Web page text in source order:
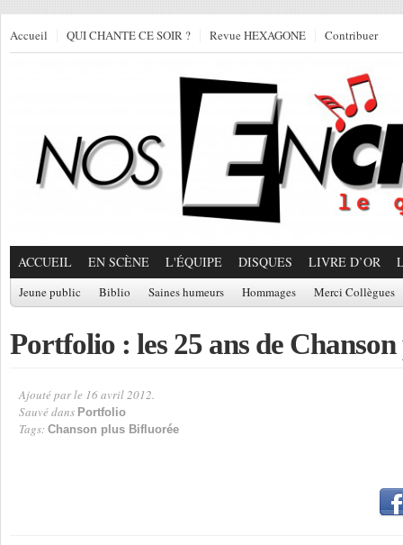
Accueil QUI CHANTE CE SOIR ? Revue HEXAGONE Contribuer
ACCUEIL EN SCÈNE L'ÉQUIPE DISQUES LIVRE D’OR
Jeune public Biblio Saines humeurs Hommages Merci Collègues
Portfolio : les 25 ans de
Ajouté parle 16 avril 2012.
Sauvé dans Portfolio
Tags: Chanson plus Bifluorée